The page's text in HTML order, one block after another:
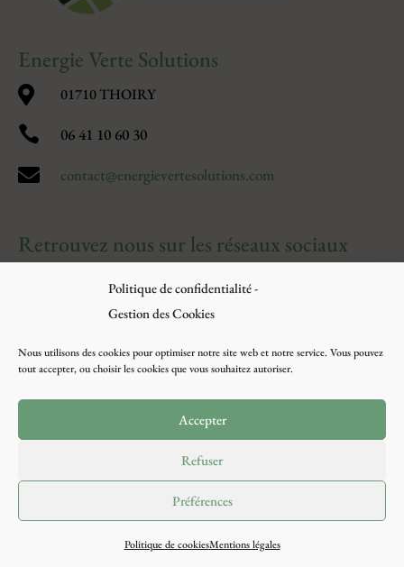
Politique de confidentialité -
Gestion des Cookies
Nous utilisons des cookies pour optimiser notre site web et notre service. Vous pouvez
tout accepter, ou choisir les cookies que vous souhaitez autoriser.
Accepter
Refuser
Préférences
Politique de cookiesMentions légales
Energie Verte Solutions
 01710 THOIRY
 06 41 10 60 30
 contact@energievertesolutions.com
Retrouvez nous sur les réseaux sociaux
© 2025 – Site créé et référencé par APG
Mentions légales
cookies–Plan du site